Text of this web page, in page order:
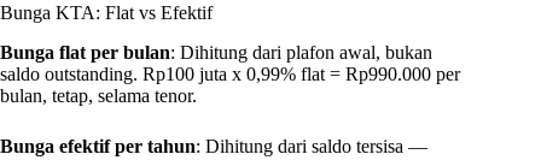
Bunga KTA: Flat vs Efektif
Bunga flat per bulan: Dihitung dari plafon awal, bukan
saldo outstanding. Rp100 juta x 0,99% flat = Rp990.000 per
bulan, tetap, selama tenor.
Bunga efektif per tahun: Dihitung dari saldo tersisa —